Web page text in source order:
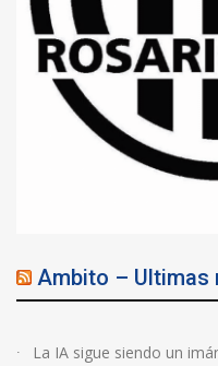
Ambito – Ultimas
La IA sigue siendo un